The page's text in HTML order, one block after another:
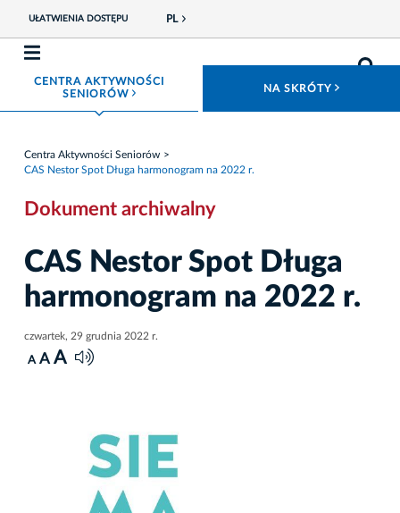
UŁATWIENIA DOSTĘPU PL
CENTRA AKTYWNOŚCI
SENIORÓWROZWIŃ MENU NA SKRÓTY
Centra Aktywności Seniorów
CAS Nestor Spot Długa harmonogram na 2022 r.
Dokument archiwalny
CAS Nestor Spot Długa
harmonogram na 2022 r.
czwartek, 29 grudnia 2022 r.
A A A